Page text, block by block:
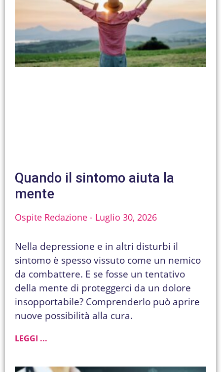
Quando il sintomo aiuta la
mente
Ospite Redazione Luglio 30, 2026
Nella depressione e in altri disturbi il
sintomo è spesso vissuto come un nemico
da combattere. E se fosse un tentativo
della mente di proteggerci da un dolore
insopportabile? Comprenderlo può aprire
nuove possibilità alla cura.
LEGGI ...